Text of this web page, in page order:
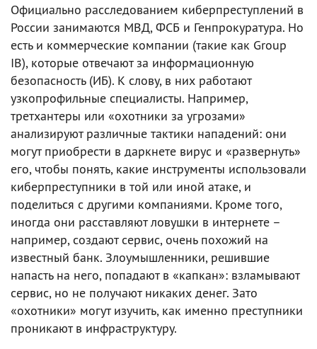
Официально расследованием киберпреступлений в
России занимаются МВД, ФСБ и Генпрокуратура. Но
есть и коммерческие компании (такие как Group
IB), которые отвечают за информационную
безопасность (ИБ). К слову, в них работают
узкопрофильные специалисты. Например,
третхантеры или «охотники за угрозами»
анализируют различные тактики нападений: они
могут приобрести в даркнете вирус и «развернуть»
его, чтобы понять, какие инструменты использовали
киберпреступники в той или иной атаке, и
поделиться с другими компаниями. Кроме того,
иногда они расставляют ловушки в интернете –
например, создают сервис, очень похожий на
известный банк. Злоумышленники, решившие
напасть на него, попадают в «капкан»: взламывают
сервис, но не получают никаких денег. Зато
«охотники» могут изучить, как именно преступники
проникают в инфраструктуру.